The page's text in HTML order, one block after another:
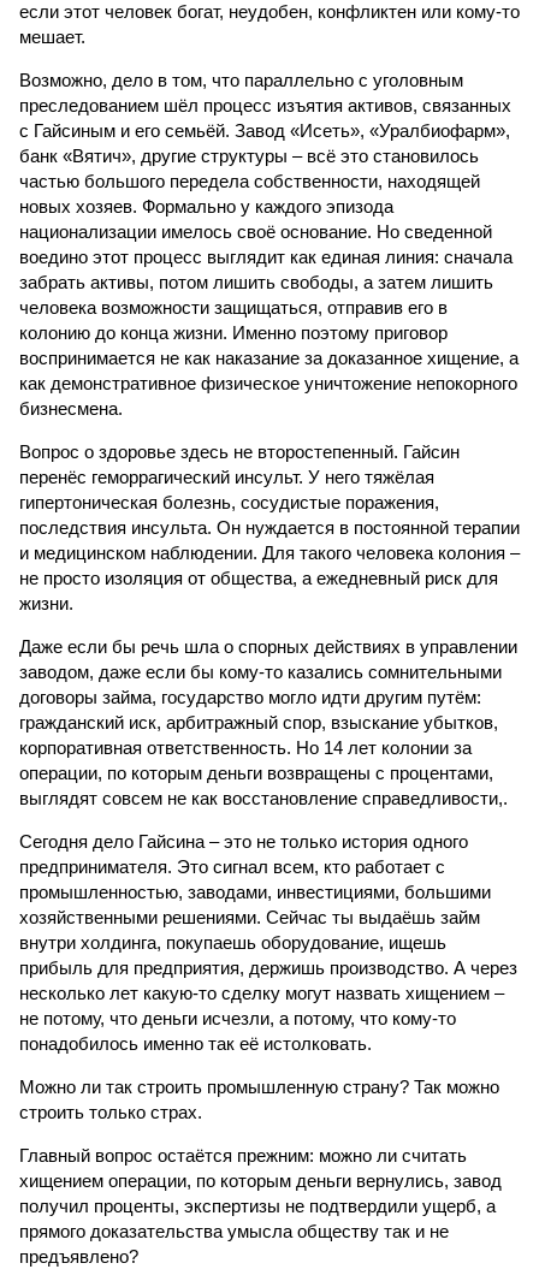
если этот человек богат, неудобен, конфликтен или кому-то
мешает.
Возможно, дело в том, что параллельно с уголовным
преследованием шёл процесс изъятия активов, связанных
с Гайсиным и его семьёй. Завод «Исеть», «Уралбиофарм»,
банк «Вятич», другие структуры – всё это становилось
частью большого передела собственности, находящей
новых хозяев. Формально у каждого эпизода
национализации имелось своё основание. Но сведенной
воедино этот процесс выглядит как единая линия: сначала
забрать активы, потом лишить свободы, а затем лишить
человека возможности защищаться, отправив его в
колонию до конца жизни. Именно поэтому приговор
воспринимается не как наказание за доказанное хищение, а
как демонстративное физическое уничтожение непокорного
бизнесмена.
Вопрос о здоровье здесь не второстепенный. Гайсин
перенёс геморрагический инсульт. У него тяжёлая
гипертоническая болезнь, сосудистые поражения,
последствия инсульта. Он нуждается в постоянной терапии
и медицинском наблюдении. Для такого человека колония –
не просто изоляция от общества, а ежедневный риск для
жизни.
Даже если бы речь шла о спорных действиях в управлении
заводом, даже если бы кому-то казались сомнительными
договоры займа, государство могло идти другим путём:
гражданский иск, арбитражный спор, взыскание убытков,
корпоративная ответственность. Но 14 лет колонии за
операции, по которым деньги возвращены с процентами,
выглядят совсем не как восстановление справедливости,.
Сегодня дело Гайсина – это не только история одного
предпринимателя. Это сигнал всем, кто работает с
промышленностью, заводами, инвестициями, большими
хозяйственными решениями. Сейчас ты выдаёшь займ
внутри холдинга, покупаешь оборудование, ищешь
прибыль для предприятия, держишь производство. А через
несколько лет какую-то сделку могут назвать хищением –
не потому, что деньги исчезли, а потому, что кому-то
понадобилось именно так её истолковать.
Можно ли так строить промышленную страну? Так можно
строить только страх.
Главный вопрос остаётся прежним: можно ли считать
хищением операции, по которым деньги вернулись, завод
получил проценты, экспертизы не подтвердили ущерб, а
прямого доказательства умысла обществу так и не
предъявлено?